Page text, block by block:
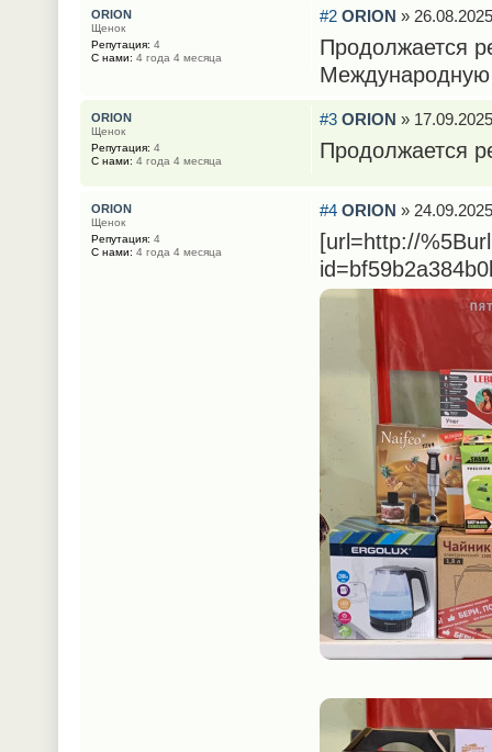
#2 ORION »
Продолжается
ORION
Щенок
Репутация: 4
С нами: 4 года 4 месяца
#3 ORION »
Продолжается
ORION
Щенок
Репутация: 4
С нами: 4 года 4 месяца
#4 ORION »
[url=http://
ORION
Щенок
Репутация: 4
С нами: 4 года 4 месяца